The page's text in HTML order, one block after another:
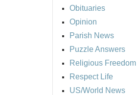
Obituaries
Opinion
Parish News
Puzzle Answers
Religious Freedom
Respect Life
US/World News